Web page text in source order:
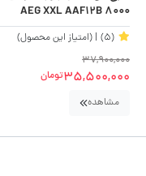
AEG XXL AAF۱۲B ۸۰۰۰
(5)
| (امتیاز این محصول)
37,900,000
35,500,000تومان
مشاهده